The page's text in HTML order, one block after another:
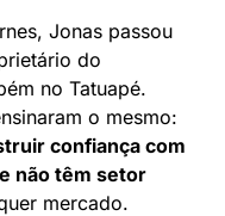
Jonas passou
do
no Tatuapé.
o mesmo:
confiança com
não têm setor
mercado.